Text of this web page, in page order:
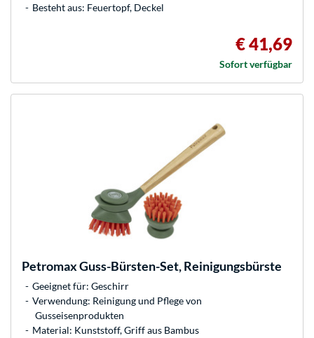
Besteht aus: Feuertopf, Deckel
€ 41,69
Sofort verfügbar
PetromaxGuss-Bürsten-Set, Reinigungsbürste
Geeignet für: Geschirr
Verwendung: Reinigung und Pflege von
Gusseisenprodukten
Material: Kunststoff, Griff aus Bambus